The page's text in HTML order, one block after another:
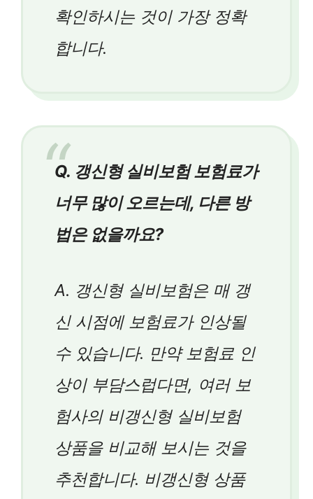
확인하시는 것이 가장 정확
합니다.
Q. 갱신형 실비보험 보험료가
너무 많이 오르는데, 다른 방
법은 없을까요?
A. 갱신형 실비보험은 매 갱
신 시점에 보험료가 인상될
수 있습니다. 만약 보험료 인
상이 부담스럽다면, 여러 보
험사의 비갱신형 실비보험
상품을 비교해 보시는 것을
추천합니다. 비갱신형 상품